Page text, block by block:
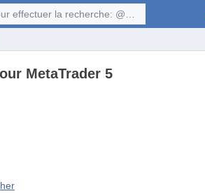
effectuer la recherche: @user, $symbol, ...
MetaTrader 5